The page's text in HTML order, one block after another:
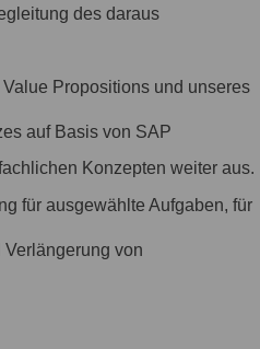
des daraus
Propositions und unseres
auf Basis von SAP
Konzepten weiter aus.
für ausgewählte Aufgaben, für
von